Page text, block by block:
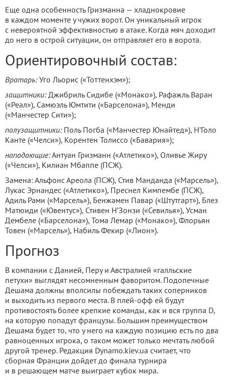
Еще одна особенность Гризманна — хладнокровие
в каждом моменте у чужих ворот. Он уникальный игрок
с невероятной эффективностью в атаке. Когда мяч доходит
до него в острой ситуации, он отправляет его в ворота.
Ориентировочный состав:
Вратарь:Уго Льорис («Тоттенхэм»);
защитники:Джибриль Сидибе («Монако»), Рафажль Варан
(«Реал»), Самюэль Юмтити («Барселона»), Менди
(«Манчестер Сити»);
полузащитники:Поль Погба («Манчестер Юнайтед»), Н’Голо
Канте («Челси»), Корентен Толиссо («Бавария»);
нападающие:Антуан Гризманн («Атлетико»), Оливье Жиру
(«Челси»), Килиан Мбаппе (ПСЖ).
Замена: Альфонс Ареола (ПСЖ), Стив Манданда («Марсель»),
Лукас Эрнандес («Атлетико»), Преснел Кимпембе (ПСЖ),
Адиль Рами («Марсель»), Бенжамен Павар («Штутгарт»), Блез
Матюиди («Ювентус»), Стивен Н’Зонзи («Севилья»), Усман
Дембеле («Барселона»), Тома Лемар («Монако»), Флорьян
Товен («Марсель»), Набиль Фекир («Лион»).
Прогноз
В компании с Данией, Перу и Австралией «галльские
петухи» выглядят несомненным фаворитом. Подопечные
Дешама должны вполсилы побеждать таких соперников
и выходить из первого места. В плей-офф ей будут
противостоять более крепкие команды, как и вся группа D,
на которую попадут французы. Большим преимуществом
Дешама будет то, что у него на каждую позицию есть по два
равноценных игрока, о таком может только мечтать любой
другой тренер. Редакция Dynamo.kiev.ua считает, что
сборная Франции дойдет до финала турнира
и в решающем матче выиграет кубок мира.